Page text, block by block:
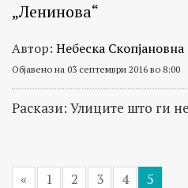
„Ленинова“
Автор: Небеска Скопјановна
Објавено на 03 септември 2016 во 8:00
Раскази: Улиците што ги
« 1 2 3 4 5